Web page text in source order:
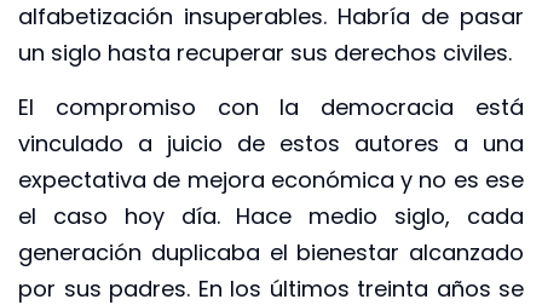
alfabetización insuperables. Habría de pasar
un siglo hasta recuperar sus derechos civiles.
El compromiso con la democracia está
vinculado a juicio de estos autores a una
expectativa de mejora económica y no es ese
el caso hoy día. Hace medio siglo, cada
generación duplicaba el bienestar alcanzado
por sus padres. En los últimos treinta años se